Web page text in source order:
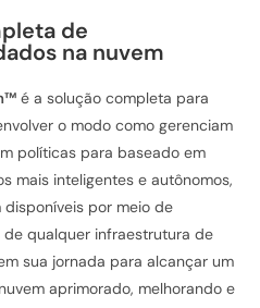
de
na nuvem
é a solução completa para
o modo como gerenciam
políticas para baseado em
mais inteligentes e autônomos,
por meio de
qualquer infraestrutura de
sua jornada para alcançar um
aprimorado, melhorando e